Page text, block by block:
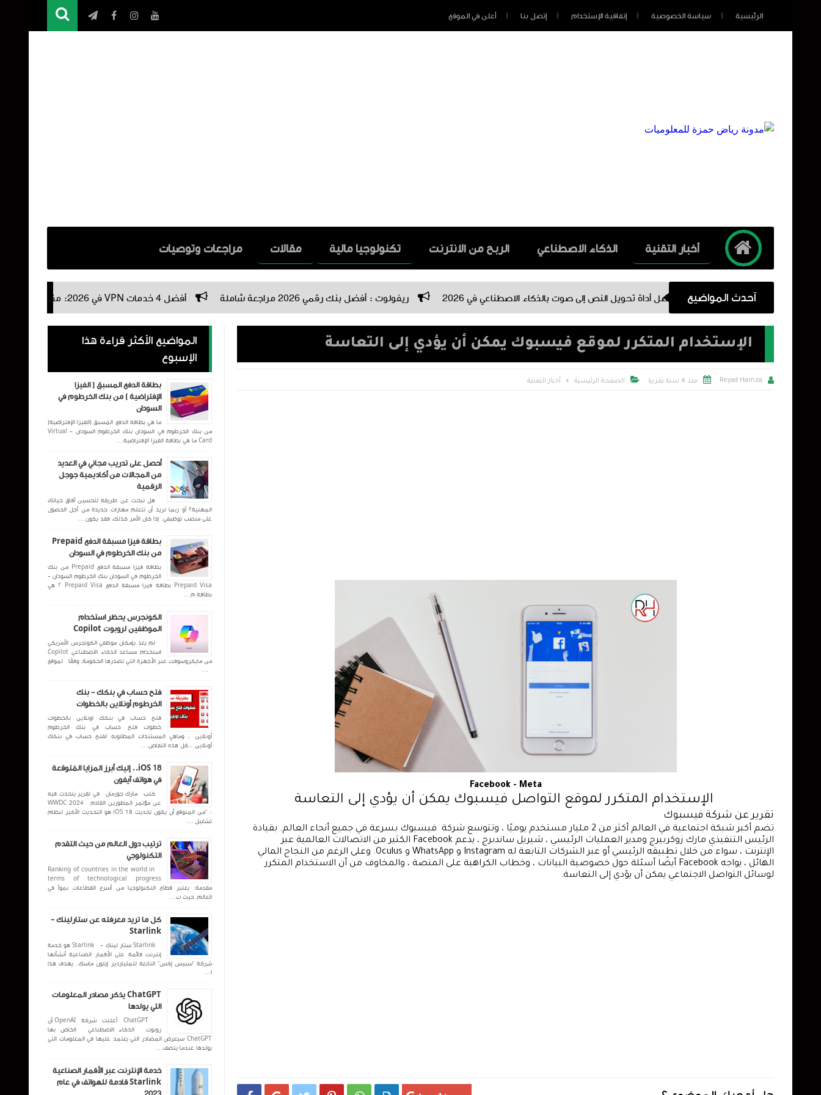
الرئيسية سياسة الخصوصية إتفاقية الإستخدام إتصل بنا أعلن في الموقع
أخبار التقنية الذكاء الاصطناعي الربح من الانترنت تكنولوجيا مالية مقالات مراجعات وتوصيات
آحدث المواضيع ريفولوت : أفضل بنك رقمي 2026 مراجعة شاملة أفضل 4 خدمات VPN في 2026: مقارنة شاملة ومحدثة
الإستخدام المتكرر لموقع فيسبوك يمكن أن يؤدي إلى التعاسة

Reyad Hamza
 منذ 4 سنة تقريبا  الصفحة الرئيسية أخبار التقنية
Facebook - Meta
الإستخدام المتكرر لموقع التواصل فيسبوك يمكن أن يؤدي إلى التعاسة
تقرير عن شركة فيسبوك
تضم أكبر شبكة اجتماعية في العالم أكثر من 2 مليار مستخدم يوميًا ، وتتوسع شركة فيسبوك بسرعة في جميع أنحاء العالم.
بقيادة
الرئيس التنفيذي مارك زوكربيرج ومدير العمليات الرئيسي ، شيريل ساندبرج ، يدعم Facebook الكثير من الاتصالات العالمية عبر
الإنترنت ، سواء من خلال تطبيقه الرئيسي أو عبر الشركات التابعة له Instagram و WhatsApp و Oculus.
وعلى الرغم من النجاح المالي
الهائل ، يواجه Facebook أيضًا أسئلة حول خصوصية البيانات ، وخطاب الكراهية على المنصة ، والمخاوف من أن الاستخدام المتكرر
لوسائل التواصل الاجتماعي يمكن أن يؤدي إلى التعاسة.
المواضيع الأكثر قراءة هذا
الإسبوع
بطاقة الدفع المسبق ( الفيزا
الإفتراضية ) من بنك الخرطوم في
السودان
ما هي بطاقة الدفع المُسبق (الفيزا الإفتراضية)
من بنك الخرطوم في السودان بنك الخرطوم السودان - Virtual
Card ما هي بطاقة الفيزا الإفتراضية...
أحصل على تدريب مجاني في العديد
من المجالات من أكاديمية جوجل
الرقمية
هل تبحث عن طريقة لتحسين آفاق حياتك
المهنية؟ أو ربما تريد أن تتعلم مهارات جديدة من أجل الحصول
على منصب توظيفي. إذا كان الأمر كذلك، فقد يكون...
بطاقة فيزا مسبقة الدفع Prepaid
من بنك الخرطوم في السودان
بطاقة فيزا مسبقة الدفع Prepaid من بنك
الخرطوم في السودان بنك الخرطوم السودان -
Prepaid Visa بطاقة فيزا مسبقة الدفع Prepaid Visa ؟ هي
بطاقة م...
الكونجرس يحظر استخدام
الموظفين لروبوت Copilot
لم يعد بإمكان موظفي الكونجرس الأمريكي
استخدام مساعد الذكاء الاصطناعي Copilot
من مايكروسوفت عبر الأجهزة التي تصدرها الحكومة، وفقًا لموقع
...
فتح حساب في بنكك - بنك
الخرطوم أونلاين بالخطوات
فتح حساب في بنكك اونلاين بالخطوات
خطوات فتح حساب في بنك الخرطوم
أونلاين ، وماهي المستندات المطلوبه لفتح حساب في بنكك
أونلاين ، كل هذه التفاص...
iOS 18.. إليك أبرز المزايا المُتوقعة
في هواتف آيفون
كتب مارك جورمان في تقرير يتحدث فيه
عن مؤتمر المطورين القادم WWDC 2024
: “من المتوقع أن يكون تحديث iOS 18 هو التحديث الأكبر لنظام
تشغيل ...
ترتيب دول العالم من حيث التقدم
التكنولوجي
Ranking of countries in the world in
terms of technological progress
مقدمة: يعتبر قطاع التكنولوجيا من أسرع القطاعات نمواً في
العالم، حيث ت...
كل ما تريد معرفته عن ستارلينك -
Starlink
Starlink ستار لينك - Starlink هو خدمة
إنترنت قائمة على الأقمار الصناعية أنشأتها
شركة “سبيس إكس” التابعة للملياردير إيلون ماسك. يهدف هذا
ا...
ChatGPT يذكر مصادر المعلومات
التي يولدها
ChatGPT أعلنت شركة OpenAI أن
روبوت الذكاء الاصطناعي الخاص بها
ChatGPT سيعرض المصادر التي يعتمد عليها في المعلومات التي
يولدها عندما يتصف...
خدمة الإنترنت عبر الأقمار الصناعية
Starlink قادمة للهواتف في عام